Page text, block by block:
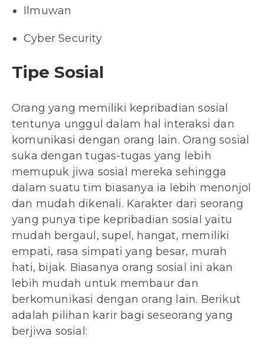
Ilmuwan
Cyber Security
Tipe Sosial
Orang yang memiliki kepribadian sosial
tentunya unggul dalam hal interaksi dan
komunikasi dengan orang lain. Orang sosial
suka dengan tugas-tugas yang lebih
memupuk jiwa sosial mereka sehingga
dalam suatu tim biasanya ia lebih menonjol
dan mudah dikenali. Karakter dari seorang
yang punya tipe kepribadian sosial yaitu
mudah bergaul, supel, hangat, memiliki
empati, rasa simpati yang besar, murah
hati, bijak. Biasanya orang sosial ini akan
lebih mudah untuk membaur dan
berkomunikasi dengan orang lain. Berikut
adalah pilihan karir bagi seseorang yang
berjiwa sosial: